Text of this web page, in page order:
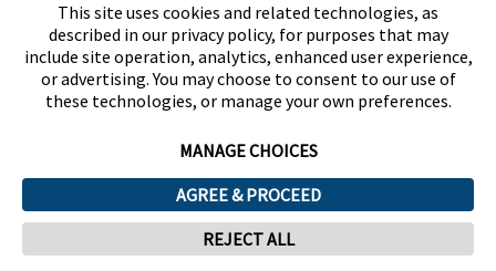
This site uses cookies and related technologies, as
described in our privacy policy, for purposes that may
include site operation, analytics, enhanced user experience,
or advertising. You may choose to consent to our use of
these technologies, or manage your own preferences.
MANAGE CHOICES
AGREE & PROCEED
REJECT ALL